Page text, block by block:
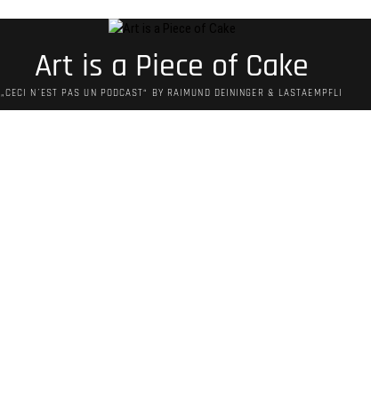
Art is a Piece of Cake
„CECI N´EST PAS UN PODCAST“ BY RAIMUND DEININGER & LASTAEMPFLI